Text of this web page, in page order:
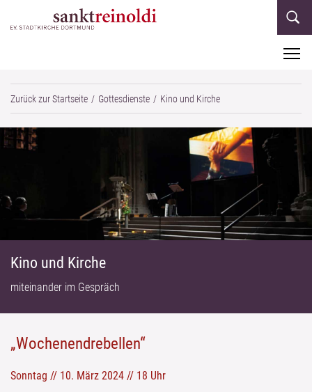
Zurück zur Startseite Gottesdienste Kino und Kirche
Kino und Kirche
miteinander im Gespräch
„Wochenendrebellen“
Sonntag // 10. März 2024 // 18 Uhr